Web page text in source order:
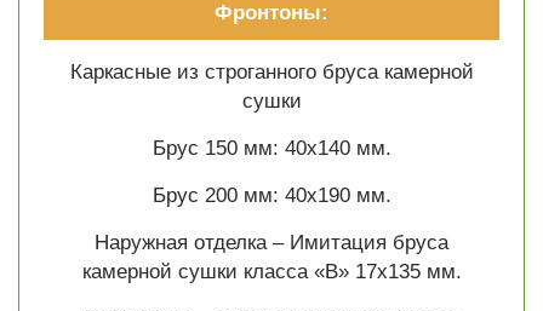
Фронтоны:
Каркасные из строганного бруса камерной
сушки
Брус 150 мм: 40х140 мм.
Брус 200 мм: 40х190 мм.
Наружная отделка – Имитация бруса
камерной сушки класса «В» 17х135 мм.